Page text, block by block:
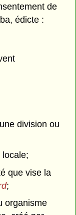
de
édicte :
division ou
que vise la
;
organisme